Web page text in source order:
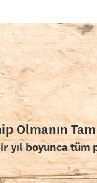
Olmanın
yıl boyunca